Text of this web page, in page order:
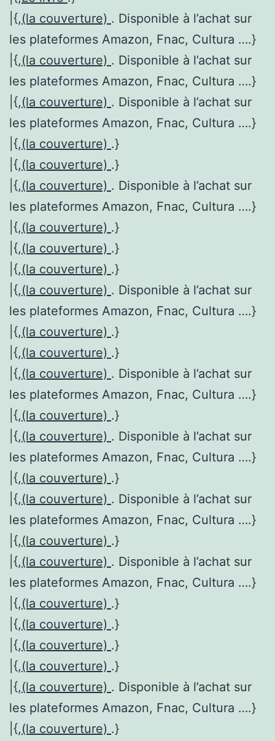
|{,(la couverture) . Disponible à l’achat sur
les plateformes Amazon, Fnac, Cultura ….}
|{,(la couverture) . Disponible à l’achat sur
les plateformes Amazon, Fnac, Cultura ….}
|{,(la couverture) . Disponible à l’achat sur
les plateformes Amazon, Fnac, Cultura ….}
|{,(la couverture) .}
|{,(la couverture) .}
|{,(la couverture) . Disponible à l’achat sur
les plateformes Amazon, Fnac, Cultura ….}
|{,(la couverture) .}
|{,(la couverture) .}
|{,(la couverture) .}
|{,(la couverture) . Disponible à l’achat sur
les plateformes Amazon, Fnac, Cultura ….}
|{,(la couverture) .}
|{,(la couverture) .}
|{,(la couverture) . Disponible à l’achat sur
les plateformes Amazon, Fnac, Cultura ….}
|{,(la couverture) .}
|{,(la couverture) . Disponible à l’achat sur
les plateformes Amazon, Fnac, Cultura ….}
|{,(la couverture) .}
|{,(la couverture) . Disponible à l’achat sur
les plateformes Amazon, Fnac, Cultura ….}
|{,(la couverture) .}
|{,(la couverture) . Disponible à l’achat sur
les plateformes Amazon, Fnac, Cultura ….}
|{,(la couverture) .}
|{,(la couverture) .}
|{,(la couverture) .}
|{,(la couverture) .}
|{,(la couverture) . Disponible à l’achat sur
les plateformes Amazon, Fnac, Cultura ….}
|{,(la couverture) .}